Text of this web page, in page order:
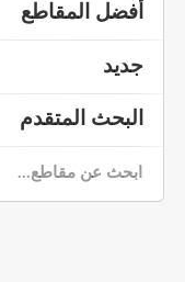
أفضل المقاطع
جديد
البحث المتقدم